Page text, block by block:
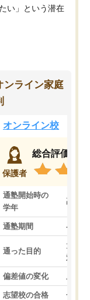
い」という潜在
ンライン家庭
オンライン校
保護者
総合評価
通塾開始時の
学年
高3
通塾期間 4ヵ月
通った目的
大学
対策
偏差値の変化
志望校の合格 合格